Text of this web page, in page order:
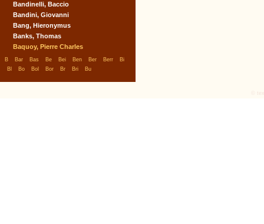
Bandinelli, Baccio
Bandini, Giovanni
Bang, Hieronymus
Banks, Thomas
Baquoy, Pierre Charles
B Bar Bas Be Bei Ben Ber Berr Bi
Bl Bo Bol Bor Br Bri Bu